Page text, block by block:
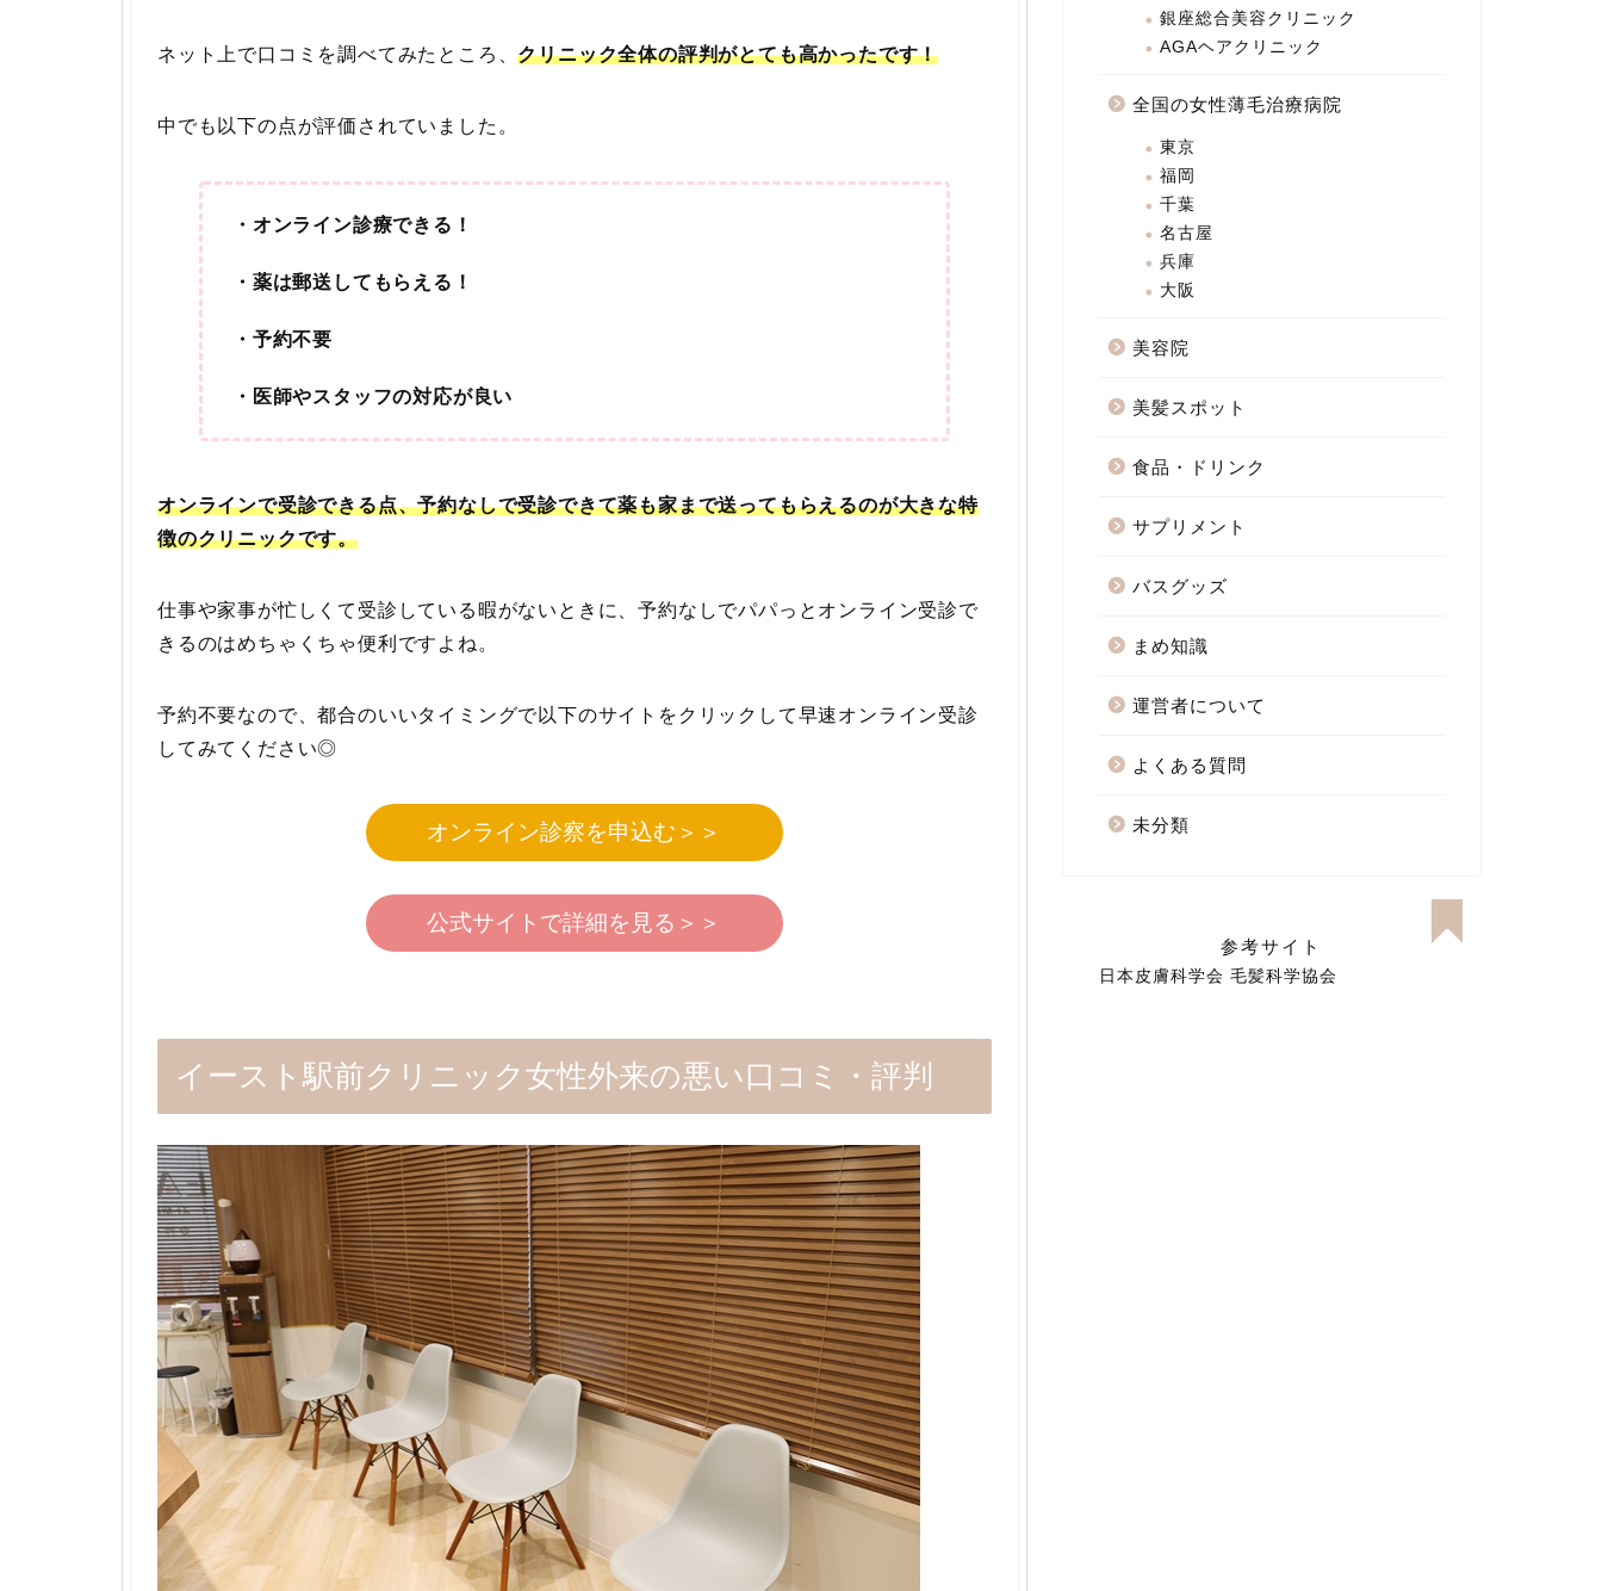
ネット上で口コミを調べてみたところ、クリニック全体の評判がとても高かったです！
中でも以下の点が評価されていました。
・オンライン診療できる！
・薬は郵送してもらえる！
・予約不要
・医師やスタッフの対応が良い
オンラインで受診できる点、予約なしで受診できて薬も家まで送ってもらえるのが大きな特
徴のクリニックです。
仕事や家事が忙しくて受診している暇がないときに、予約なしでパパっとオンライン受診で
きるのはめちゃくちゃ便利ですよね。
予約不要なので、都合のいいタイミングで以下のサイトをクリックして早速オンライン受診
してみてください◎
オンライン診察を申込む＞＞
公式サイトで詳細を見る＞＞
イースト駅前クリニック女性外来の悪い口コミ・評判
銀座総合美容クリニック
AGAヘアクリニック
全国の女性薄毛治療病院
東京
福岡
千葉
名古屋
兵庫
大阪
美容院
美髪スポット
食品・ドリンク
サプリメント
バスグッズ
まめ知識
運営者について
よくある質問
未分類
参考サイト
日本皮膚科学会 毛髪科学協会